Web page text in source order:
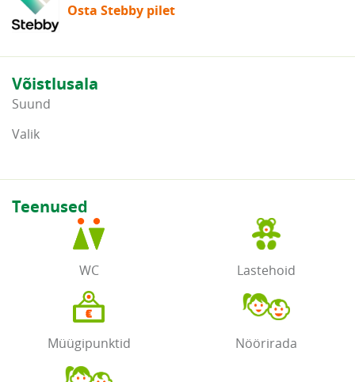
Osta Stebby pilet
Võistlusala
Suund
Valik
Teenused
WC Lastehoid
Müügipunktid Nöörirada